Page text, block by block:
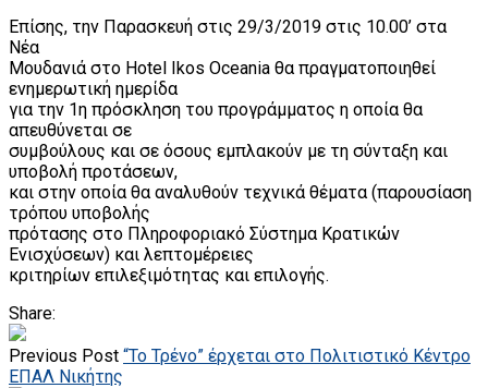
Επίσης, την Παρασκευή στις 29/3/2019 στις 10.00’ στα
Νέα
Μουδανιά στο Hotel Ikos Oceania θα πραγματοποιηθεί
ενημερωτική ημερίδα
για την 1η πρόσκληση του προγράμματος η οποία θα
απευθύνεται σε
συμβούλους και σε όσους εμπλακούν με τη σύνταξη και
υποβολή προτάσεων,
και στην οποία θα αναλυθούν τεχνικά θέματα (παρουσίαση
τρόπου υποβολής
πρότασης στο Πληροφοριακό Σύστημα Κρατικών
Ενισχύσεων) και λεπτομέρειες
κριτηρίων επιλεξιμότητας και επιλογής.
Share:
Previous Post “Το Τρένο” έρχεται στο Πολιτιστικό Κέντρο
ΕΠΑΛ Νικήτης